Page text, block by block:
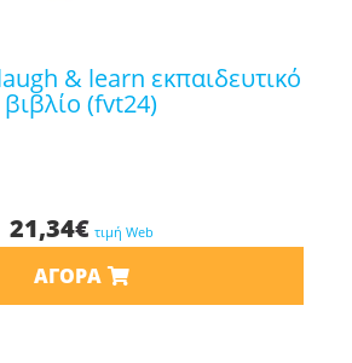
βιβλίο (fvt24)
21,34€ τιμή Web
ΑΓΟΡΆ